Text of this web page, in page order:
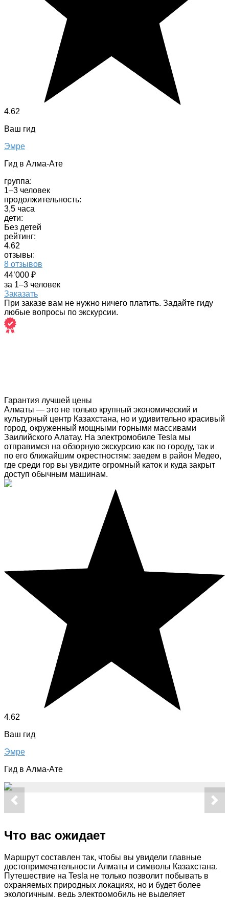
4.62
Ваш гид
Эмре
Гид в Алма-Ате
группа:
1–3 человек
продолжительность:
3,5 часа
дети:
Без детей
рейтинг:
4.62
отзывы:
8 отзывов
44’000 ₽
за 1–3 человек
Заказать
При заказе вам не нужно ничего платить. Задайте гиду
любые вопросы по экскурсии.
Гарантия лучшей цены
Алматы — это не только крупный экономический и
культурный центр Казахстана, но и удивительно красивый
город, окруженный мощными горными массивами
Заилийского Алатау. На электромобиле Tesla мы
отправимся на обзорную экскурсию как по городу, так и
по его ближайшим окрестностям: заедем в район Медео,
где среди гор вы увидите огромный каток и куда закрыт
доступ обычным машинам.
4.62
Ваш гид
Эмре
Гид в Алма-Ате
Что вас ожидает
Маршрут составлен так, чтобы вы увидели главные
достопримечательности Алматы и символы Казахстана.
Путешествие на Tesla не только позволит побывать в
охраняемых природных локациях, но и будет более
экологичным, ведь электромобиль не выделяет